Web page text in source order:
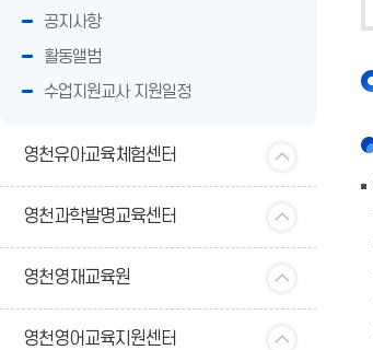
공지사항
활동앨범
수업지원교사 지원일정
영천유아교육체험센터
영천과학발명교육센터
영천영재교육원
영천영어교육지원센터